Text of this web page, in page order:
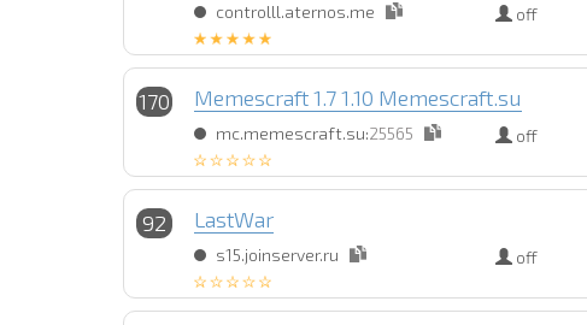
controlll.aternos.me off
170 Memescraft 1.7 1.10 Memescraft.su
mc.memescraft.su:25565 off
92 LastWar
s15.joinserver.ru off